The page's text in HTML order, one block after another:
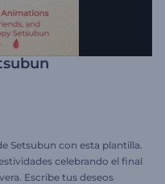
Setsubun con esta plantilla.
celebrando el final
Escribe tus deseos